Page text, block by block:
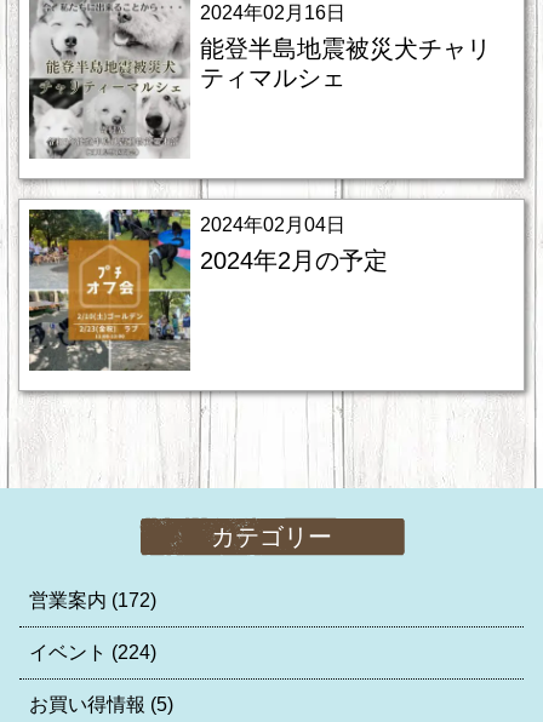
2024年02月16日
能登半島地震被災犬チャリ
ティマルシェ
2024年02月04日
2024年2月の予定
カテゴリー
営業案内 (172)
イベント (224)
お買い得情報 (5)